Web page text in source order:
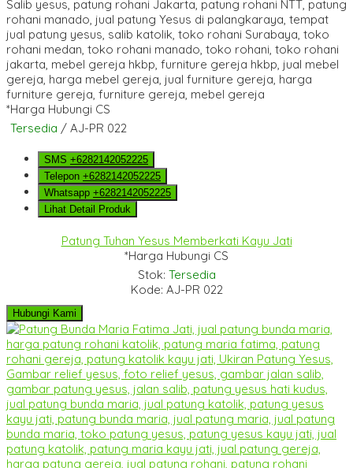
*Harga Hubungi CS
Tersedia / AJ-PR 022
SMS +6282142052225
Telepon +6282142052225
Whatsapp +6282142052225
Lihat Detail Produk
Patung Tuhan Yesus Memberkati Kayu Jati
*Harga Hubungi CS
Stok: Tersedia
Kode: AJ-PR 022
Hubungi Kami